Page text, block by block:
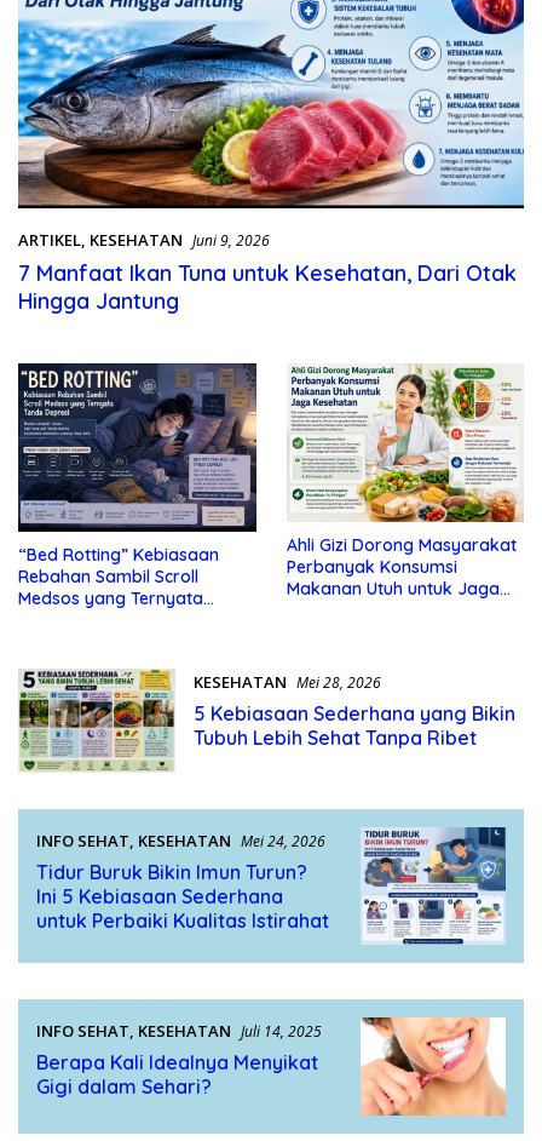
ARTIKEL, KESEHATAN Juni 9, 2026
7 Manfaat Ikan Tuna untuk Kesehatan, Dari Otak
Hingga Jantung
“Bed Rotting” Kebiasaan
Rebahan Sambil Scroll
Medsos yang Ternyata
Ahli Gizi Dorong Masyarakat
Perbanyak Konsumsi
Makanan Utuh untuk Jaga
KESEHATAN Mei 28, 2026
5 Kebiasaan Sederhana yang Bikin
Tubuh Lebih Sehat Tanpa Ribet
INFO SEHAT, KESEHATAN Mei 24, 2026
Tidur Buruk Bikin Imun Turun?
Ini 5 Kebiasaan Sederhana
untuk Perbaiki Kualitas Istirahat
INFO SEHAT, KESEHATAN Juli 14, 2025
Berapa Kali Idealnya Menyikat
Gigi dalam Sehari?